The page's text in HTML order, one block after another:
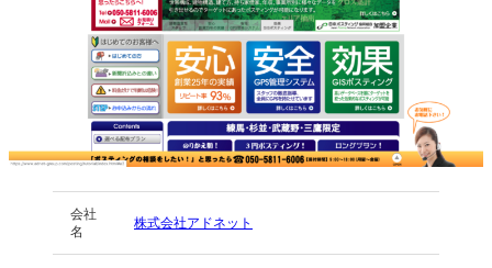
会社
名
株式会社アドネット